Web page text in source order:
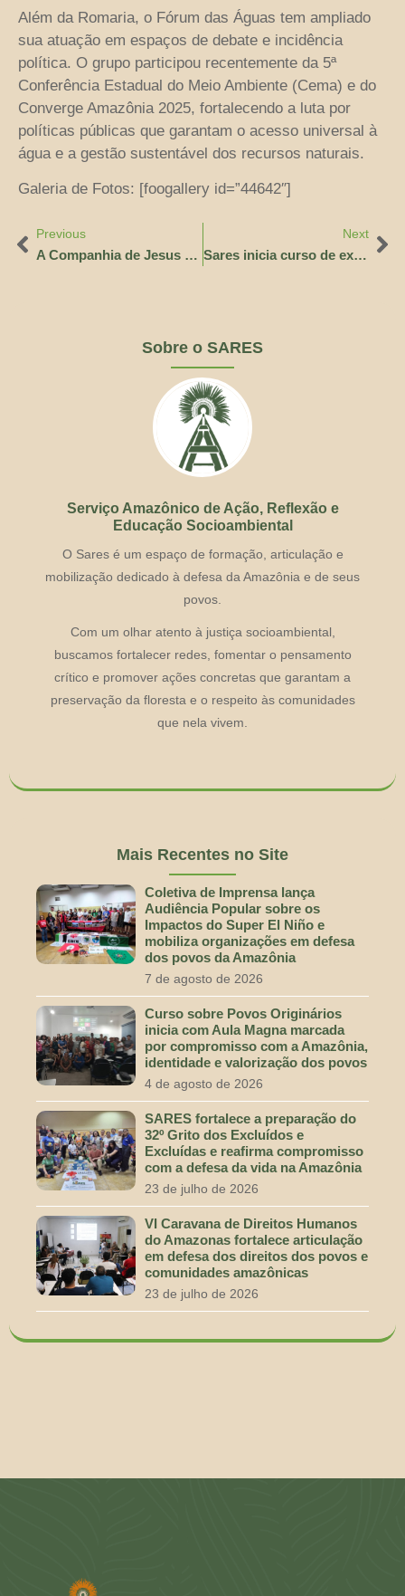
Além da Romaria, o Fórum das Águas tem ampliado
sua atuação em espaços de debate e incidência
política. O grupo participou recentemente da 5ª
Conferência Estadual do Meio Ambiente (Cema) e do
Converge Amazônia 2025, fortalecendo a luta por
políticas públicas que garantam o acesso universal à
água e a gestão sustentável dos recursos naturais.
Galeria de Fotos: [foogallery id=”44642″]
Previous
A Companhia de Jesus na COP 30
Next
Sares inicia curso de extensão sobre Direito Humano à Água na Amazônia
Sobre o SARES
Serviço Amazônico de Ação, Reflexão e
Educação Socioambiental
O Sares é um espaço de formação, articulação e
mobilização dedicado à defesa da Amazônia e de seus
povos.
Com um olhar atento à justiça socioambiental,
buscamos fortalecer redes, fomentar o pensamento
crítico e promover ações concretas que garantam a
preservação da floresta e o respeito às comunidades
que nela vivem.
Mais Recentes no Site
Coletiva de Imprensa lança
Audiência Popular sobre os
Impactos do Super El Niño e
mobiliza organizações em defesa
dos povos da Amazônia
7 de agosto de 2026
Curso sobre Povos Originários
inicia com Aula Magna marcada
por compromisso com a Amazônia,
identidade e valorização dos povos
4 de agosto de 2026
SARES fortalece a preparação do
32º Grito dos Excluídos e
Excluídas e reafirma compromisso
com a defesa da vida na Amazônia
23 de julho de 2026
VI Caravana de Direitos Humanos
do Amazonas fortalece articulação
em defesa dos direitos dos povos e
comunidades amazônicas
23 de julho de 2026